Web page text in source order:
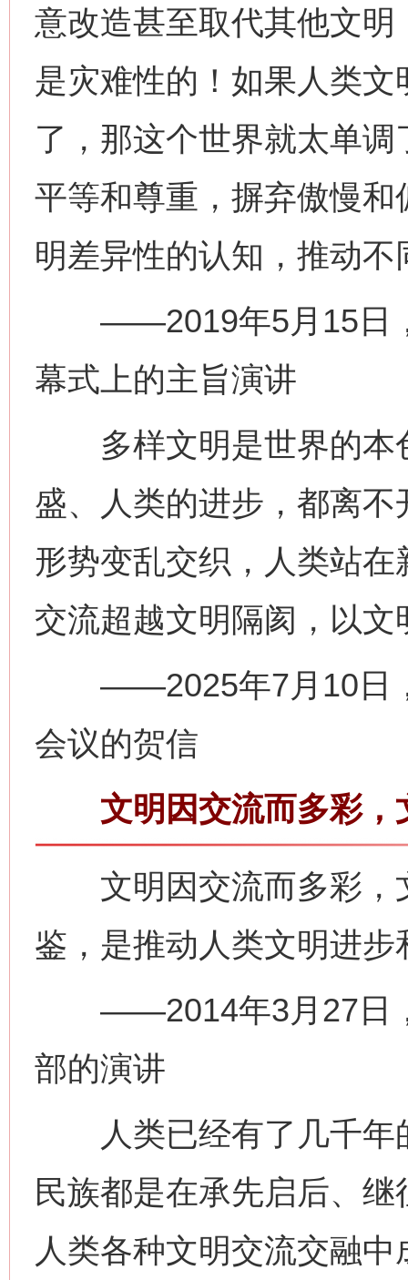
意改造甚至取代其他文
是灾难性的！如果人类
了，那这个世界就太单
平等和尊重，摒弃傲慢
明差异性的认知，推动
——2019年5月15日，
幕式上的主旨演讲
多样文明是世界的本
盛、人类的进步，都离
形势变乱交织，人类站
交流超越文明隔阂，以
——2025年7月10日，
会议的贺信
文明因交流而多彩，
文明因交流而多彩，
鉴，是推动人类文明进
——2014年3月27日，
部的演讲
人类已经有了几千年
民族都是在承先启后、
人类各种文明交流交融